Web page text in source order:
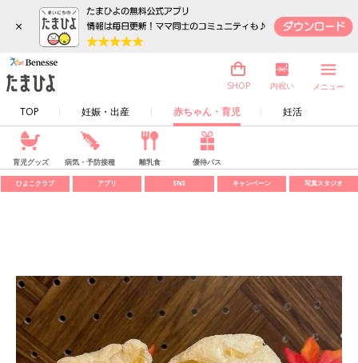
×
TOP 妊娠・出産 赤ちゃん・育児 妊活
SHOP 内祝い メニュー
育児グッズ 病気・予防接種 離乳食 優待パス
ひよこクラブ アプリ SNS キャンペーン 写真スタジオ